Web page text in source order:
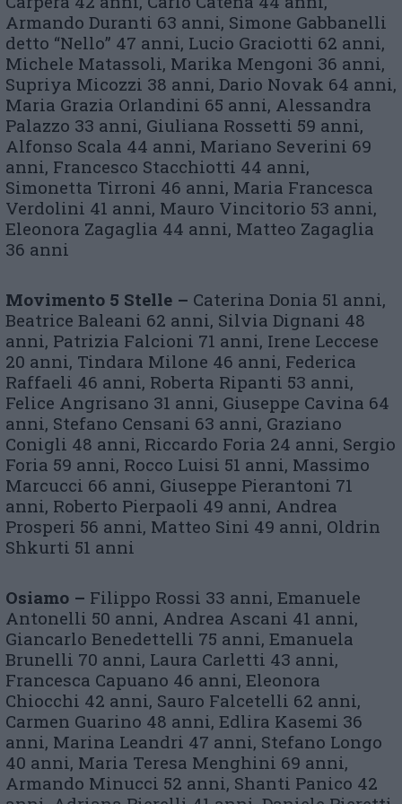
Armando Duranti 63 anni, Simone Gabbanelli
detto “Nello” 47 anni, Lucio Graciotti 62 anni,
Michele Matassoli, Marika Mengoni 36 anni,
Supriya Micozzi 38 anni, Dario Novak 64 anni,
Maria Grazia Orlandini 65 anni, Alessandra
Palazzo 33 anni, Giuliana Rossetti 59 anni,
Alfonso Scala 44 anni, Mariano Severini 69
anni, Francesco Stacchiotti 44 anni,
Simonetta Tirroni 46 anni, Maria Francesca
Verdolini 41 anni, Mauro Vincitorio 53 anni,
Eleonora Zagaglia 44 anni, Matteo Zagaglia
36 anni
Movimento 5 Stelle – Caterina Donia 51 anni,
Beatrice Baleani 62 anni, Silvia Dignani 48
anni, Patrizia Falcioni 71 anni, Irene Leccese
20 anni, Tindara Milone 46 anni, Federica
Raffaeli 46 anni, Roberta Ripanti 53 anni,
Felice Angrisano 31 anni, Giuseppe Cavina 64
anni, Stefano Censani 63 anni, Graziano
Conigli 48 anni, Riccardo Foria 24 anni, Sergio
Foria 59 anni, Rocco Luisi 51 anni, Massimo
Marcucci 66 anni, Giuseppe Pierantoni 71
anni, Roberto Pierpaoli 49 anni, Andrea
Prosperi 56 anni, Matteo Sini 49 anni, Oldrin
Shkurti 51 anni
Osiamo – Filippo Rossi 33 anni, Emanuele
Antonelli 50 anni, Andrea Ascani 41 anni,
Giancarlo Benedettelli 75 anni, Emanuela
Brunelli 70 anni, Laura Carletti 43 anni,
Francesca Capuano 46 anni, Eleonora
Chiocchi 42 anni, Sauro Falcetelli 62 anni,
Carmen Guarino 48 anni, Edlira Kasemi 36
anni, Marina Leandri 47 anni, Stefano Longo
40 anni, Maria Teresa Menghini 69 anni,
Armando Minucci 52 anni, Shanti Panico 42